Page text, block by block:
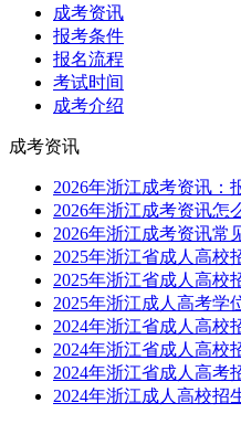
成考资讯
报考条件
报名流程
考试时间
成考介绍
成考资讯
2026年浙江成考资讯：
2026年浙江成考资讯怎
2026年浙江成考资讯常
2025年浙江省成人高校
2025年浙江省成人高校
2025年浙江成人高考学
2024年浙江省成人高校
2024年浙江省成人高校
2024年浙江省成人高考
2024年浙江成人高校招